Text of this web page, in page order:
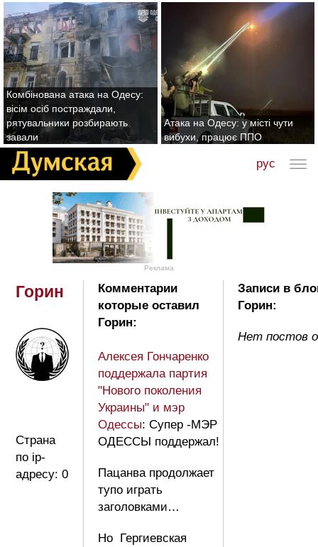
Комбінована атака на Одесу:
вісім осіб постраждали,
рятувальники розбирають
завали
Атака на Одесу: у місті чути
вибухи, працює ППО
рус
Реклама
Горин
Страна
по ip-
адресу: 0
Комментарии
которые оставил
Горин:
Алексея Гончаренко
поддержала партия
"Нового поколения
Украины" и мэр
Одессы: Супер -МЭР
ОДЕССЫ поддержал!
Пацанва продолжает
тупо играть
заголовками…
Но Гергиевская
Записи в
Горин:
Нет постов